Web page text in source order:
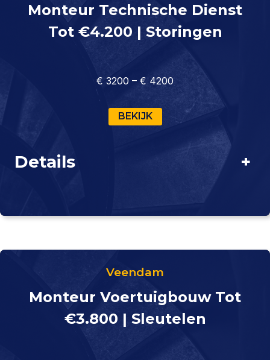
Monteur Technische Dienst
Tot €4.200 | Storingen
€ 3200 – € 4200
BEKIJK
Details +
Veendam
Monteur Voertuigbouw Tot
€3.800 | Sleutelen